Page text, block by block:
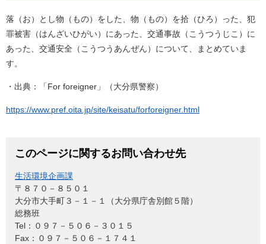
落（お）とし物（もの）をした、物（もの）を拾（ひろ）った、犯
罪被害（はんざいひがい）にあった、交通事故（こうつうじこ）に
あった、交通安全（こうつうあんぜん）について、まとめていま
す。
・出典：「For foreigner」（大分県警察）
https://www.pref.oita.jp/site/keisatu/forforeigner.html
このページに関するお問い合わせ先
生活環境企画課
〒８７０－８５０１
大分市大手町３－１－１（大分県庁舎別館５階）
総務班
Tel：０９７－５０６－３０１５
Fax：０９７－５０６－１７４１